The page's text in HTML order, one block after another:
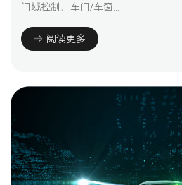
门域控制、车门/车窗...
阅读更多